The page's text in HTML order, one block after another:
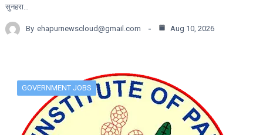
सुनहरा…
By ehapurnewscloud@gmail.com Aug 10, 2026
GOVERNMENT JOBS